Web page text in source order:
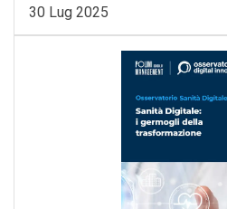
30 Lug 2025